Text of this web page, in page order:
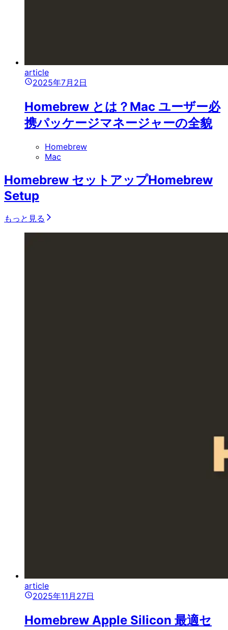
article
2025年7月2日
Homebrew とは？Mac ユーザー必
携パッケージマネージャーの全貌
Homebrew
Mac
Homebrew セットアップHomebrew
Setup
もっと見る
article
2025年11月27日
Homebrew Apple Silicon 最適セ